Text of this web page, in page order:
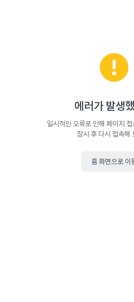
에러가 발생
일시적인 오류로 인해 페이지
잠시 후 다시 접속해
홈 화면으로 이